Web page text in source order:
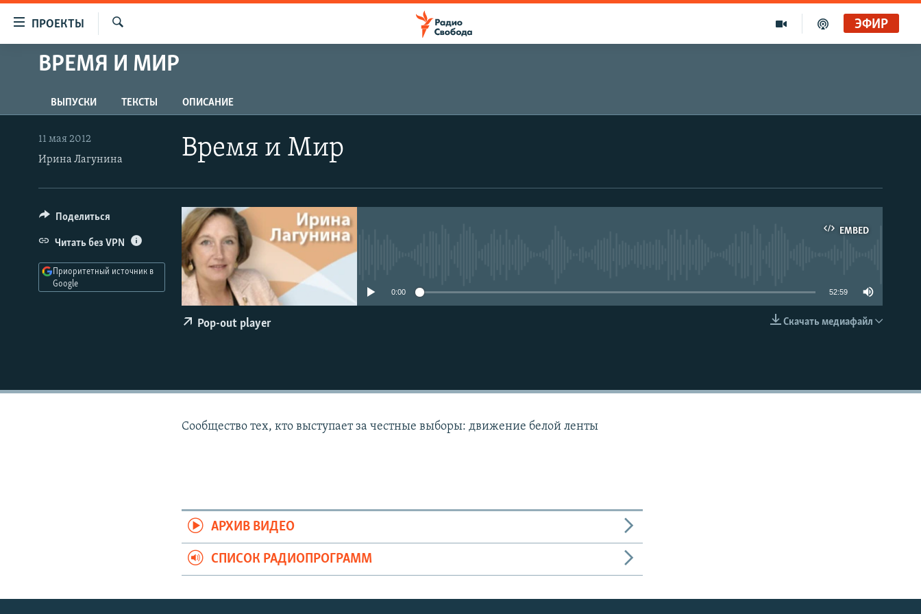
упрощенного
Вернуться
к
основному
содержанию
Вернутся
навигации
Вернутся
ПРОЕКТЫ
ПРОГРАММЫ
АВТОРСКИЕ ПРОЕКТЫ
ЦИТАТЫ СВОБОДЫ
МНЕНИЯ
КУЛЬТУРА
IDEL.РЕАЛИИ
КАВКАЗ.РЕАЛИИ
СЕВЕР.РЕАЛИИ
СИБИРЬ.РЕАЛИИ
ЭФИР
ВРЕМЯ И МИР
ВЫПУСКИ ТЕКСТЫ ОПИСАНИЕ
Время и Мир
11 мая 2012
Ирина Лагунина
EMBED
EMBED
0:00 52:59
Скачать медиафайл
Pop-out player
Поделиться
Читать без VPN
Приоритетный источник в
Google
Сообщество тех, кто выступает за честные выборы: движение белой ленты
АРХИВ ВИДЕО
СПИСОК РАДИОПРОГРАММ